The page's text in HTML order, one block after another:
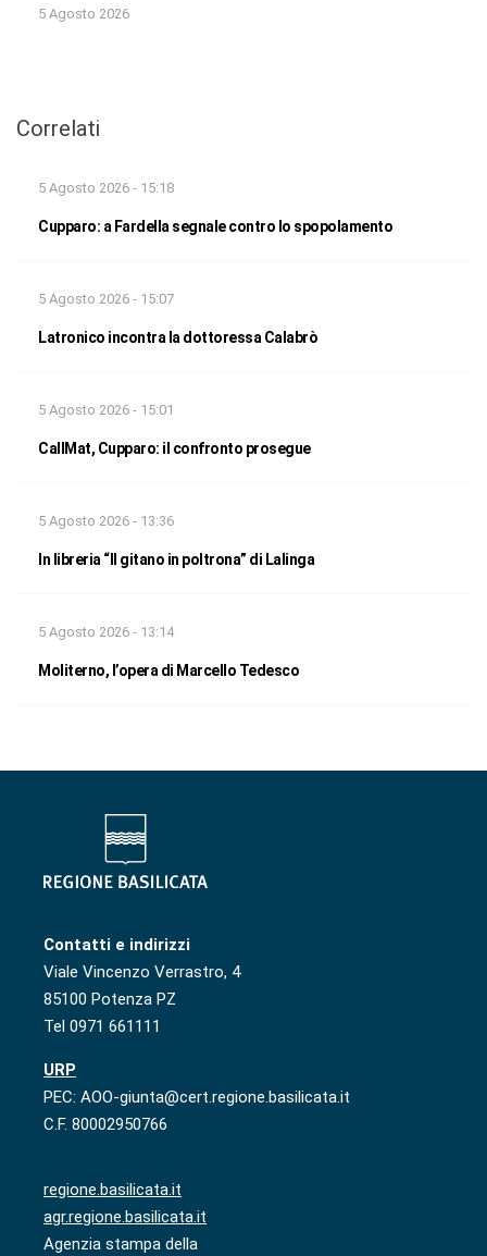
5 Agosto 2026
Correlati
5 Agosto 2026 - 15:18
Cupparo: a Fardella segnale contro lo spopolamento
5 Agosto 2026 - 15:07
Latronico incontra la dottoressa Calabrò
5 Agosto 2026 - 15:01
CallMat, Cupparo: il confronto prosegue
5 Agosto 2026 - 13:36
In libreria “Il gitano in poltrona” di Lalinga
5 Agosto 2026 - 13:14
Moliterno, l’opera di Marcello Tedesco
Contatti e indirizzi
Viale Vincenzo Verrastro, 4
85100 Potenza PZ
Tel 0971 661111
URP
PEC: AOO-giunta@cert.regione.basilicata.it
C.F. 80002950766
regione.basilicata.it
agr.regione.basilicata.it
Agenzia stampa della